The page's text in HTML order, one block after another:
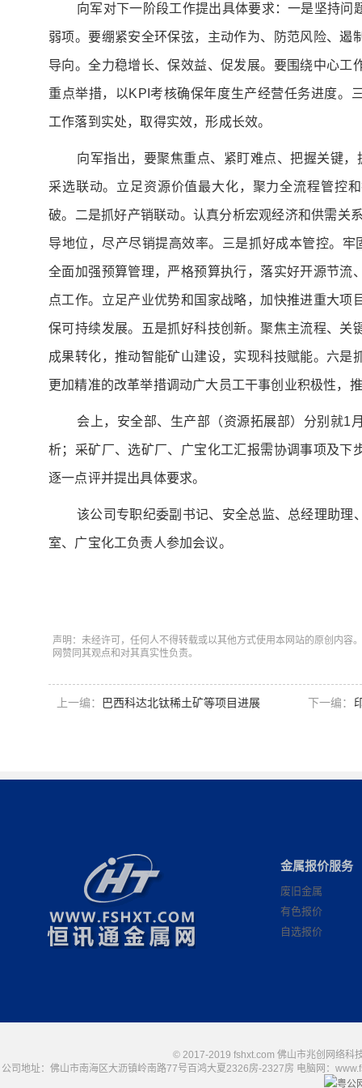
向军对下一阶段工作提出具体要求：一是坚持问
弱项。要绷紧安全环保弦，主动作为、防范风险、遏
导向。全力稳增长、保效益、促发展。要围绕中心工
重点举措，以KPI考核确保年度生产经营任务进度。
工作落到实处，取得实效，形成长效。
向军指出，要聚焦重点、紧盯难点、把握关键
采选联动。立足资源价值最大化，聚力全流程管控
破。二是抓好产销联动。认真分析宏观经济和供需关
导地位，尽产尽销提高效率。三是抓好成本管控。牢
全面加强预算管理，严格预算执行，落实好开源节流
点工作。立足产业优势和国家战略，加快推进重大项
保可持续发展。五是抓好科技创新。聚焦主流程、关
成果转化，推动智能矿山建设，实现科技赋能。六是
更加精准的改革举措调动广大员工干事创业积极性，
会上，安全部、生产部（资源拓展部）分别就1
析；采矿厂、选矿厂、广宝化工汇报需协调事项及下
逐一点评并提出具体要求。
该公司专职纪委副书记、安全总监、总经理助理
室、广宝化工负责人参加会议。
声明：未经许可，任何人不得转载或以其他方式使用本网站的原创内容
网赞同其观点和对其真实性负责。
上一编： 巴西科达北钛稀土矿等项目进展 下一编：
金属报价服务
废旧金属
有色报价
自选报价
© 2017-2019 fshxt.com 佛山市兆创网络科
公司地址：佛山市南海区大沥镇岭南路77号百鸿大夏2326房-2327房 电脑网：
粤公